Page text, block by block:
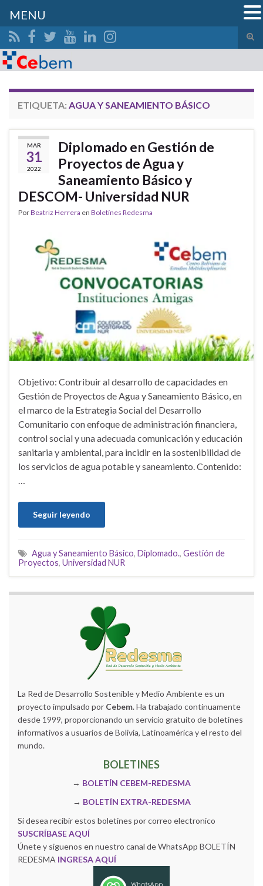
el
Search for:
ETIQUETA: AGUA Y SANEAMIENTO BÁSICO
MAR
31
2022
Diplomado en Gestión de
Proyectos de Agua y
Saneamiento Básico y
DESCOM- Universidad NUR
PorBeatriz Herrera en Boletínes Redesma
Objetivo: Contribuir al desarrollo de capacidades en
Gestión de Proyectos de Agua y Saneamiento Básico, en
el marco de la Estrategia Social del Desarrollo
Comunitario con enfoque de administración financiera,
control social y una adecuada comunicación y educación
sanitaria y ambiental, para incidir en la sostenibilidad de
los servicios de agua potable y saneamiento. Contenido:
…
Seguir leyendo
Agua y Saneamiento Básico, Diplomado., Gestión de
Proyectos, Universidad NUR
La Red de Desarrollo Sostenible y Medio Ambiente es un
proyecto impulsado por Cebem. Ha trabajado continuamente
desde 1999, proporcionando un servicio gratuito de boletines
informativos a usuarios de Bolivia, Latinoamérica y el resto del
mundo.
BOLETINES
→ BOLETÍN CEBEM-REDESMA
→ BOLETÍN EXTRA-REDESMA
Si desea recibir estos boletines por correo electronico
SUSCRÍBASE AQUÍ
Únete y siguenos en nuestro canal de WhatsApp BOLETÍN
REDESMA INGRESA AQUÍ
MENU